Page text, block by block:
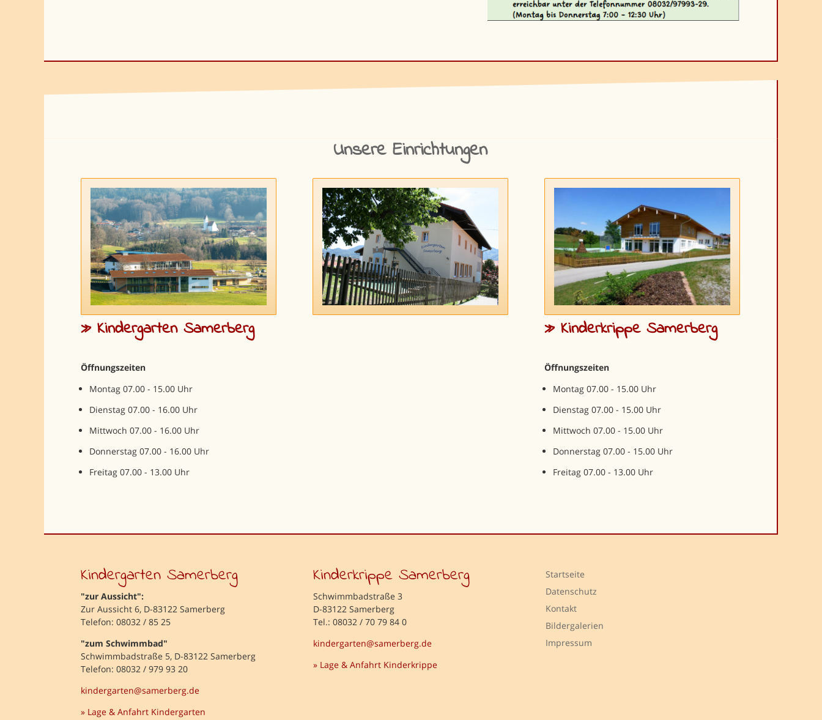
Unsere Einrichtungen
» Kindergarten Samerberg
Öffnungszeiten
Montag 07.00 - 15.00 Uhr
Dienstag 07.00 - 16.00 Uhr
Mittwoch 07.00 - 16.00 Uhr
Donnerstag 07.00 - 16.00 Uhr
Freitag 07.00 - 13.00 Uhr
» Kinderkrippe Samerberg
Öffnungszeiten
Montag 07.00 - 15.00 Uhr
Dienstag 07.00 - 15.00 Uhr
Mittwoch 07.00 - 15.00 Uhr
Donnerstag 07.00 - 15.00 Uhr
Freitag 07.00 - 13.00 Uhr
Kindergarten Samerberg
"zur Aussicht":
Zur Aussicht 6, D-83122 Samerberg
Telefon: 08032 / 85 25
"zum Schwimmbad"
Schwimmbadstraße 5, D-83122 Samerberg
Telefon: 08032 / 979 93 20
kindergarten@samerberg.de
» Lage & Anfahrt Kindergarten
Kinderkrippe Samerberg
Schwimmbadstraße 3
D-83122 Samerberg
Tel.: 08032 / 70 79 84 0
kindergarten@samerberg.de
» Lage & Anfahrt Kinderkrippe
Startseite
Datenschutz
Kontakt
Bildergalerien
Impressum